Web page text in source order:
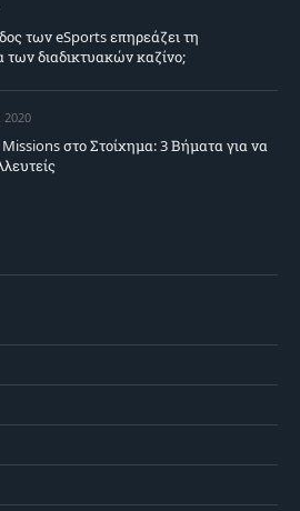
των eSports επηρεάζει τη
των διαδικτυακών καζίνο;
2020
στο Στοίχημα: 3 Βήματα για να